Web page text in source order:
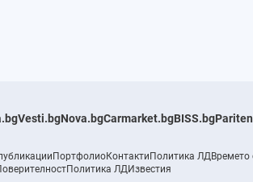
Vesti.bgNova.bgCarmarket.bgBISS.bg
ПортфолиоКонтактиПолитика ЛДВремето
Политика ЛДИзвестия